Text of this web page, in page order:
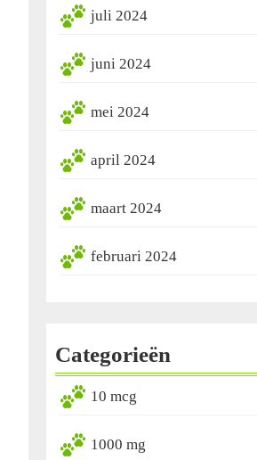
juli 2024
juni 2024
mei 2024
april 2024
maart 2024
februari 2024
Categorieën
10 mcg
1000 mg